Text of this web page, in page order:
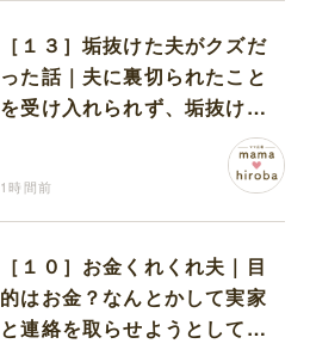
［１３］垢抜けた夫がクズだ
った話｜夫に裏切られたこと
を受け入れられず、垢抜けた
ことが関係しているのかと嘆
1時間前
［１０］お金くれくれ夫｜目
的はお金？なんとかして実家
と連絡を取らせようとしてく